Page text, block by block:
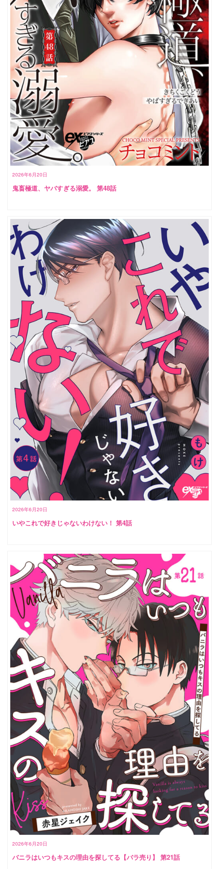
2026年6月20日
鬼畜極道、ヤバすぎる溺愛。 第48話
2026年6月20日
いやこれで好きじゃないわけない！ 第4話
2026年6月20日
バニラはいつもキスの理由を探してる【バラ売り】 第21話